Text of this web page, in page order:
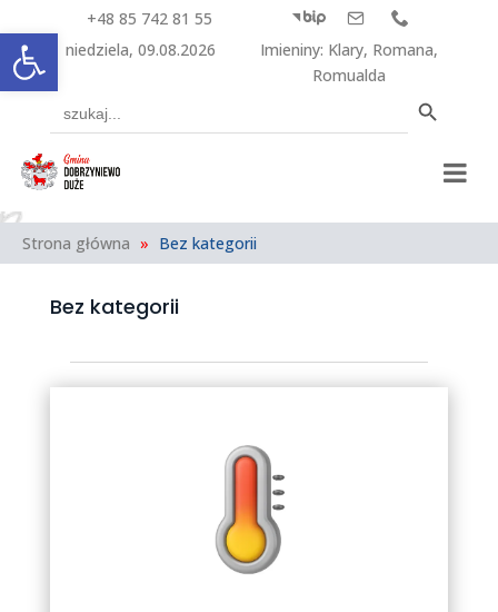
Otwórz pasek narzędzi
+48 85 742 81 55   
niedziela, 09.08.2026 Imieniny: Klary, Romana,
Romualda
for:
Strona główna » Bez kategorii
Bez kategorii